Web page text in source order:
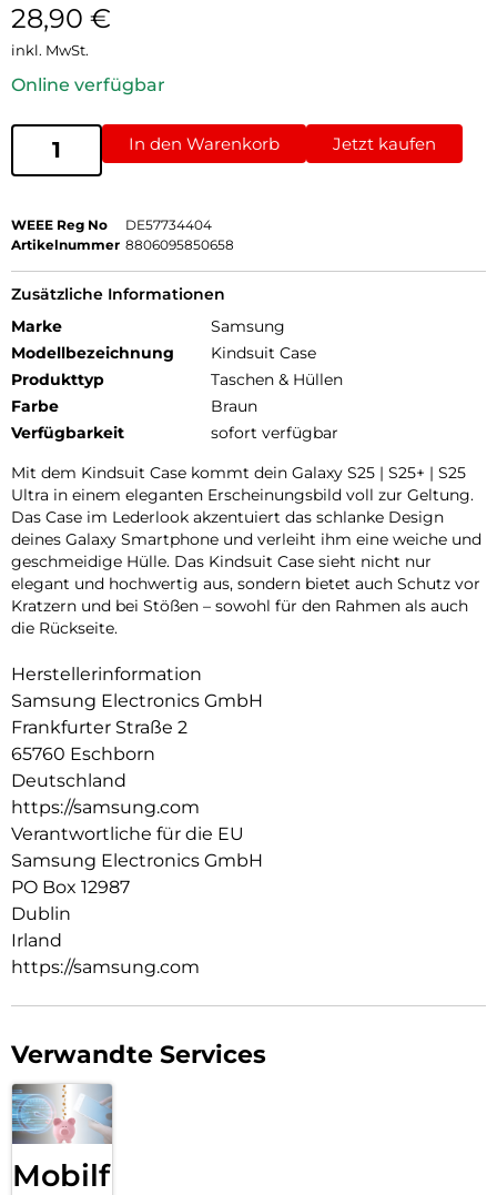
28,90 €
inkl. MwSt.
Online verfügbar
In den Warenkorb Jetzt kaufen
WEEE Reg No
DE57734404
Artikelnummer 8806095850658
Zusätzliche Informationen
Marke
Samsung
Modellbezeichnung
Kindsuit Case
Produkttyp
Taschen & Hüllen
Farbe
Braun
Verfügbarkeit
sofort verfügbar
Mit dem Kindsuit Case kommt dein Galaxy S25 | S25+ | S25
Ultra in einem eleganten Erscheinungsbild voll zur Geltung.
Das Case im Lederlook akzentuiert das schlanke Design
deines Galaxy Smartphone und verleiht ihm eine weiche und
geschmeidige Hülle. Das Kindsuit Case sieht nicht nur
elegant und hochwertig aus, sondern bietet auch Schutz vor
Kratzern und bei Stößen – sowohl für den Rahmen als auch
die Rückseite.
Herstellerinformation
Samsung Electronics GmbH
Frankfurter Straße 2
65760 Eschborn
Deutschland
https://samsung.com
Verantwortliche für die EU
Samsung Electronics GmbH
PO Box 12987
Dublin
Irland
https://samsung.com
Verwandte Services
Mobilfunk